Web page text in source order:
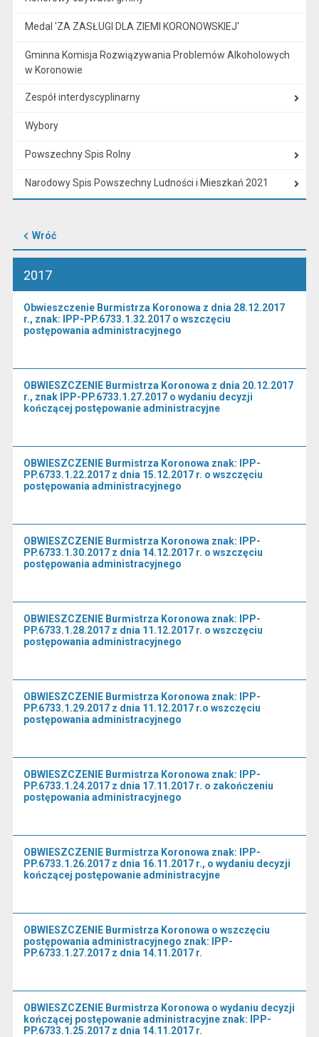
Medal 'ZA ZASŁUGI DLA ZIEMI KORONOWSKIEJ'
Gminna Komisja Rozwiązywania Problemów Alkoholowych
w Koronowie
Zespół interdyscyplinarny
Wybory
Powszechny Spis Rolny
Narodowy Spis Powszechny Ludności i Mieszkań 2021
Wróć
2017
Obwieszczenie Burmistrza Koronowa z dnia 28.12.2017
r., znak: IPP-PP.6733.1.32.2017 o wszczęciu
postępowania administracyjnego
OBWIESZCZENIE Burmistrza Koronowa z dnia 20.12.2017
r., znak IPP-PP.6733.1.27.2017 o wydaniu decyzji
kończącej postępowanie administracyjne
OBWIESZCZENIE Burmistrza Koronowa znak: IPP-
PP.6733.1.22.2017 z dnia 15.12.2017 r. o wszczęciu
postępowania administracyjnego
OBWIESZCZENIE Burmistrza Koronowa znak: IPP-
PP.6733.1.30.2017 z dnia 14.12.2017 r. o wszczęciu
postępowania administracyjnego
OBWIESZCZENIE Burmistrza Koronowa znak: IPP-
PP.6733.1.28.2017 z dnia 11.12.2017 r. o wszczęciu
postępowania administracyjnego
OBWIESZCZENIE Burmistrza Koronowa znak: IPP-
PP.6733.1.29.2017 z dnia 11.12.2017 r.o wszczęciu
postępowania administracyjnego
OBWIESZCZENIE Burmistrza Koronowa znak: IPP-
PP.6733.1.24.2017 z dnia 17.11.2017 r. o zakończeniu
postępowania administracyjnego
OBWIESZCZENIE Burmistrza Koronowa znak: IPP-
PP.6733.1.26.2017 z dnia 16.11.2017 r., o wydaniu decyzji
kończącej postępowanie administracyjne
OBWIESZCZENIE Burmistrza Koronowa o wszczęciu
postępowania administracyjnego znak: IPP-
PP.6733.1.27.2017 z dnia 14.11.2017 r.
OBWIESZCZENIE Burmistrza Koronowa o wydaniu decyzji
kończącej postępowanie administracyjne znak: IPP-
PP.6733.1.25.2017 z dnia 14.11.2017 r.